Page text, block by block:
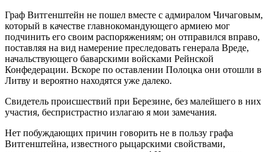
Граф Витгенштейн не пошел вместе с адмиралом Чичаговым,
который в качестве главнокомандующего армиею мог
подчинить его своим распоряжениям; он отправился вправо,
поставляя на вид намерение преследовать генерала Вреде,
начальствующего баварскими войсками Рейнской
Конфедерации. Вскоре по оставлении Полоцка они отошли в
Литву и вероятно находятся уже далеко.
Свидетель происшествий при Березине, без малейшего в них
участия, беспристрастно излагаю я мои замечания.
Нет побуждающих причин говорить не в пользу графа
Витгенштейна, известного рыцарскими свойствами,